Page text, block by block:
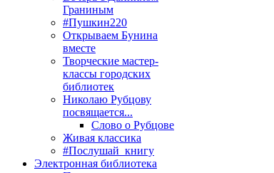
Граниным
#Пушкин220
Открываем Бунина
вместе
Творческие мастер-
классы городских
библиотек
Николаю Рубцову
посвящается...
Слово о Рубцове
Живая классика
#Послушай_книгу
Электронная библиотека